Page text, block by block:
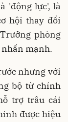
'động lực', là
hội thay đổi
phòng
nhấn mạnh.
nhưng với
bộ từ chính
trợ trâu cái
được hiệu